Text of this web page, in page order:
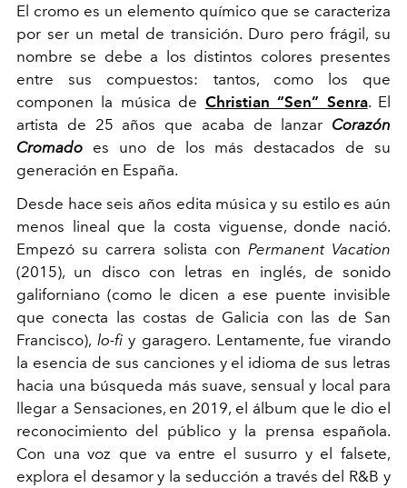
El cromo es un elemento químico que se caracteriza
por ser un metal de transición. Duro pero frágil, su
nombre se debe a los distintos colores presentes
entre sus compuestos: tantos, como los que
componen la música de Christian “Sen” Senra. El
artista de 25 años que acaba de lanzar Corazón
Cromado es uno de los más destacados de su
generación en España.
Desde hace seis años edita música y su estilo es aún
menos lineal que la costa viguense, donde nació.
Empezó su carrera solista con Permanent Vacation
(2015), un disco con letras en inglés, de sonido
galiforniano (como le dicen a ese puente invisible
que conecta las costas de Galicia con las de San
Francisco), lo-fiy garagero. Lentamente, fue virando
la esencia de sus canciones y el idioma de sus letras
hacia una búsqueda más suave, sensual y local para
llegar a Sensaciones, en 2019, el álbum que le dio el
reconocimiento del público y la prensa española.
Con una voz que va entre el susurro y el falsete,
explora el desamor y la seducción a través del R&B y